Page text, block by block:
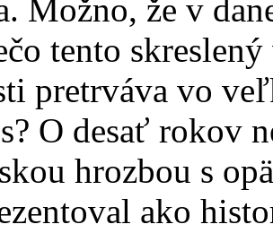
Možno, že v
tento
pretrváva vo
O desať rokov
hrozbou s
ako